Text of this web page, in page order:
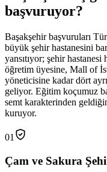
başvuruyor?
Başakşehir başvuruları
büyük şehir hastanesini
yansıtıyor; şehir
öğretim üyesine, Mall of
yöneticisine kadar dört
geliyor. Eğitim koçumuz
semt karakterinden
kuruyor.
01
Çam ve Sakura